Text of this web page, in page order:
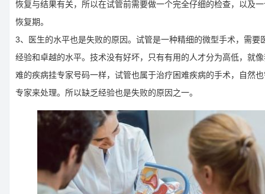
恢复与结果有关，所以在试管前需要做一个完全仔细的检查，以及
恢复期。
3、医生的水平也是失败的原因。试管是一种精细的微型手术，需要
经验和卓越的水平。技术没有好坏，只有有用的人才分为高低，就
难的疾病挂专家号码一样，试管也属于治疗困难疾病的手术，自然
专家来处理。所以缺乏经验也是失败的原因之一。